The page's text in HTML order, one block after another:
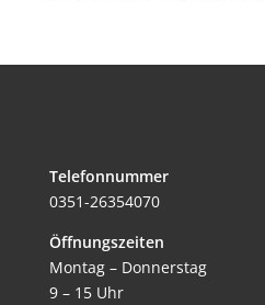
Telefonnummer
0351-26354070
Öffnungszeiten
Montag – Donnerstag
9 – 15 Uhr